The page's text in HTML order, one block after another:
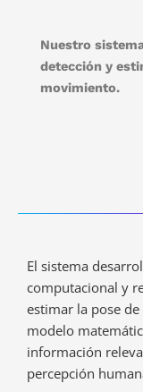
Nuestro
detección y
movimiento.
El sistema
computacional y
estimar la pose
modelo
información
percepción